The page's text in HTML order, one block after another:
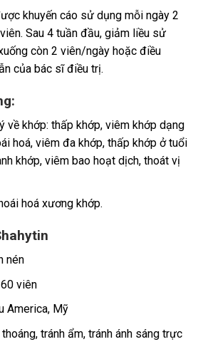
khuyến cáo sử dụng mỗi ngày 2
Sau 4 tuần đầu, giảm liều sử
còn 2 viên/ngày hoặc điều
của bác sĩ điều trị.
về khớp: thấp khớp, viêm khớp dạng
hoá, viêm đa khớp, thấp khớp ở tuổi
khớp, viêm bao hoạt dịch, thoát vị
hoá xương khớp.
nén
viên
America, Mỹ
tránh ẩm, tránh ánh sáng trực